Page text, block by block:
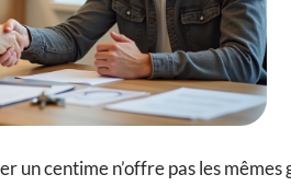
un centime n’offre pas les